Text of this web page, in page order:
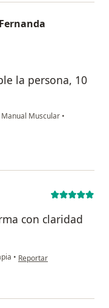
la persona, 10
Manual Muscular •
Fernanda
con claridad
• en opinión del usuario
Reportar